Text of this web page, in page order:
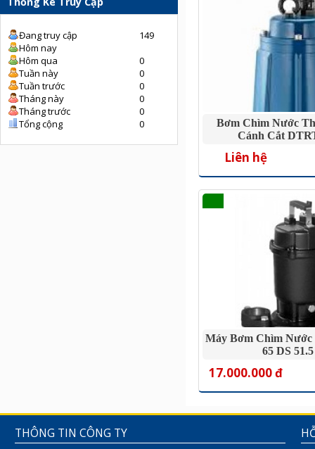
Đang truy cập
149
Hôm nay
Hôm qua
0
Tuần này
0
Tuần trước
0
Tháng này
0
Tháng trước
0
Tổng cộng
0
Bơm Chìm Nước
Cánh Cắt
Liên hệ
Máy Bơm Chìm
65 DS 51.5
17.000.000 đ
THÔNG TIN CÔNG TY